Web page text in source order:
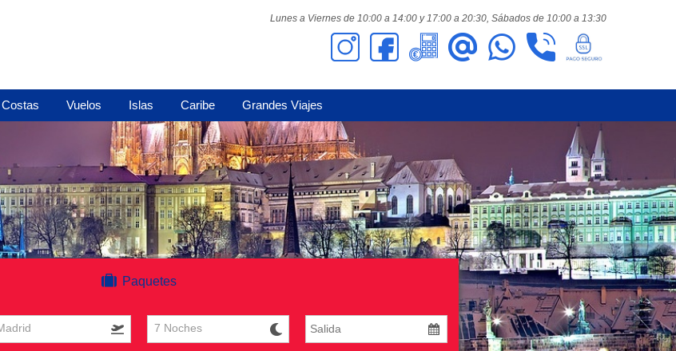
Lunes a Viernes de 10:00 a 14:00 y 17:00 a 20:30, Sábados de 10:00 a 13:30
Costas Vuelos Islas Caribe Grandes Viajes
Paquetes
7 Noches